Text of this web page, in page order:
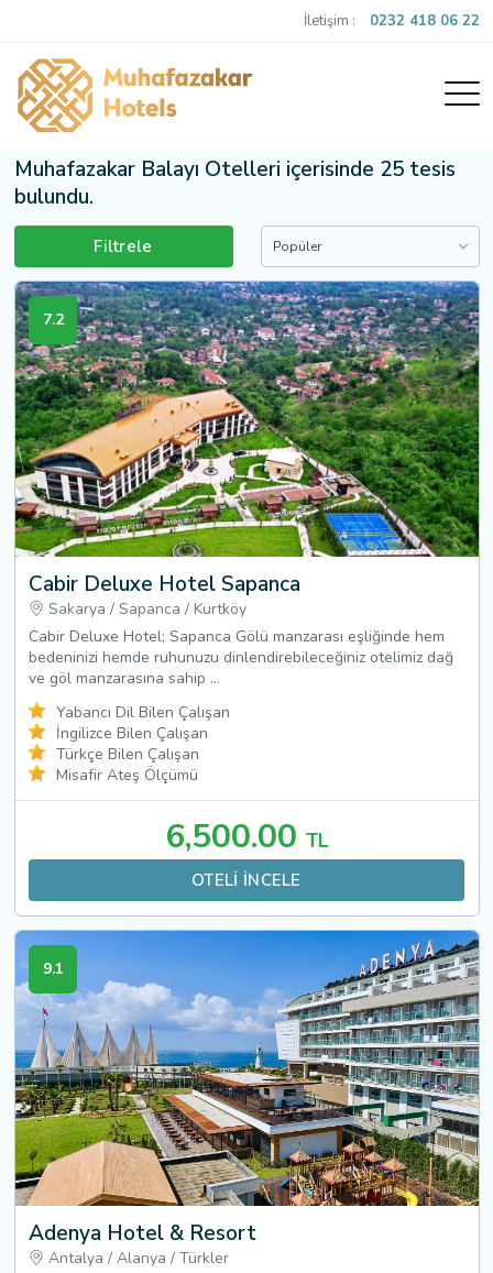
İletişim : 0232 418 06 22
Muhafazakar Balayı Otelleri içerisinde 25 tesis
bulundu.
Filtrele Popüler
7.2
Cabir Deluxe Hotel Sapanca
Sakarya / Sapanca / Kurtköy
Cabir Deluxe Hotel; Sapanca Gölü manzarası eşliğinde hem
bedeninizi hemde ruhunuzu dinlendirebileceğiniz otelimiz dağ
ve göl manzarasına sahip ...
Yabancı Dil Bilen Çalışan
İngilizce Bilen Çalışan
Türkçe Bilen Çalışan
Misafir Ateş Ölçümü
6,500.00 TL
OTELİ İNCELE
9.1
Adenya Hotel & Resort
Antalya / Alanya / Türkler